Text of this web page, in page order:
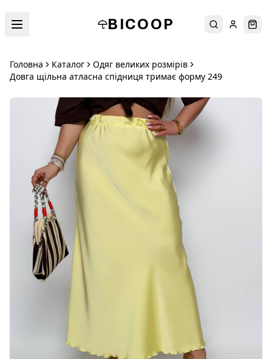
BICOOP ПошукУвійти
Головна Каталог
Одяг великих розмірів
Довга щільна атласна спідниця тримає форму 249